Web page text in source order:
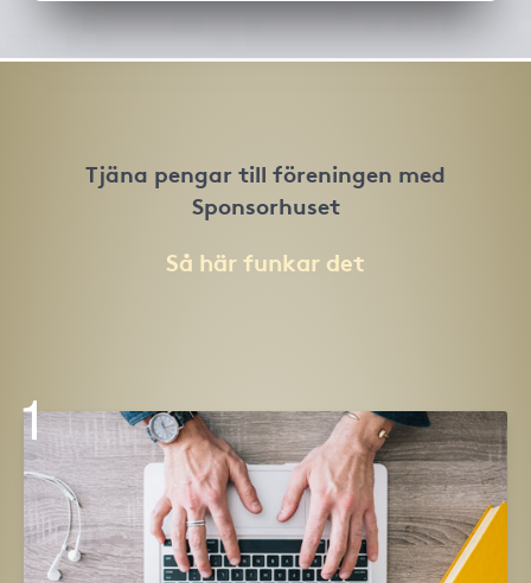
Tjäna pengar till föreningen med
Sponsorhuset
Så här funkar det
1